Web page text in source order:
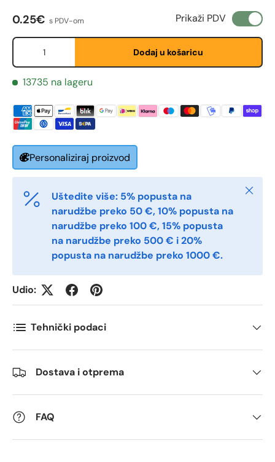
E-post *
Telefon
Postnummer *
Antall *
Redovna cijena
0.25€ s PDV-om Prikaži PDV
Količina
Dodaj u košaricu
13735 na lageru
Personaliziraj proizvod
Uštedite više: 5% popusta na
narudžbe preko 50 €, 10% popusta na
narudžbe preko 100 €, 15% popusta
na narudžbe preko 500 € i 20%
popusta na narudžbe preko 1000 €.
Udio:
Tehnički podaci
Dostava i otprema
FAQ